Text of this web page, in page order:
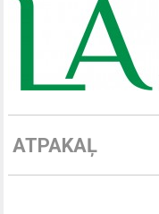
ATPAKAĻ